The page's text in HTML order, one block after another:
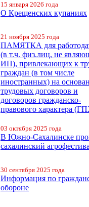
15 января 2026 года
О Крещенских купаниях
21 ноября 2025 года
ПАМЯТКА для
(в т.ч. физ.лиц, не
ИП), привлекающих к
граждан (в том числе
иностранных) на
трудовых договоров и
договоров гражданско-
правового характера
03 октября 2025 года
В Южно-Сахалинске
сахалинский
30 сентября 2025 года
Информация по
обороне